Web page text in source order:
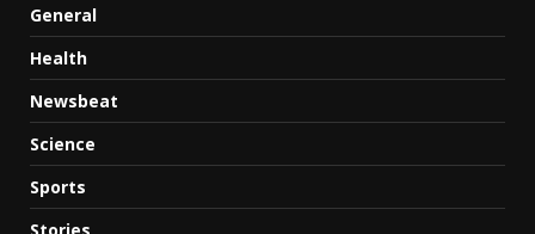
General
Health
Newsbeat
Science
Sports